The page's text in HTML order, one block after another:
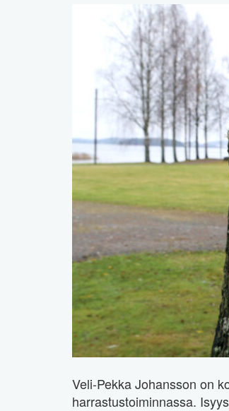
Veli-Pekka Johansson on
harrastustoiminnassa.